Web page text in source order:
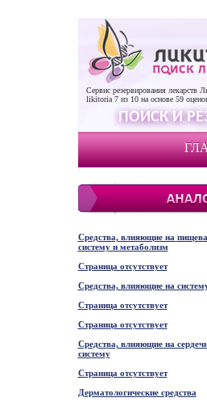
Сервис резервирования лекарств
likitoria 7из 10 на основе 59
ПОИСК И
Средства, влияющие на
систему и метаболизм
Страница отсутствует
Средства, влияющие на
Страница отсутствует
Страница отсутствует
Средства, влияющие на
систему
Страница отсутствует
Дерматологические средства